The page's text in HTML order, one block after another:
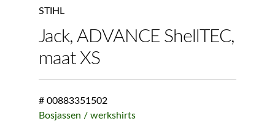
STIHL
Jack, ADVANCE ShellTEC,
maat XS
# 00883351502
Bosjassen / werkshirts